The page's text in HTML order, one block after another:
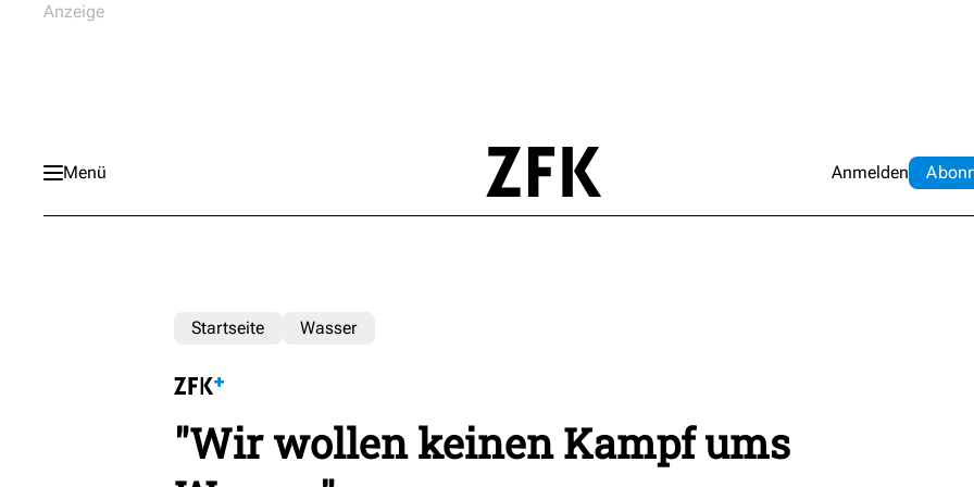
Menü Anmelden Abo
Startseite Wasser
"Wir wollen keinen Kampf ums